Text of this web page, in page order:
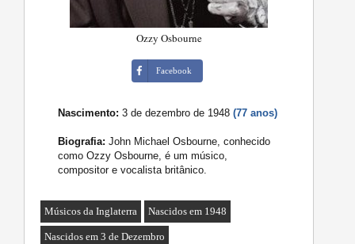
Ozzy Osbourne
Facebook
Nascimento: 3 de dezembro de 1948(77 anos)
Biografia: John Michael Osbourne, conhecido
como Ozzy Osbourne, é um músico,
compositor e vocalista britânico.
Músicos da Inglaterra Nascidos em 1948
Nascidos em 3 de Dezembro